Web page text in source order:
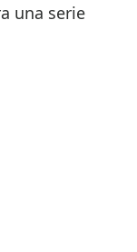
una serie